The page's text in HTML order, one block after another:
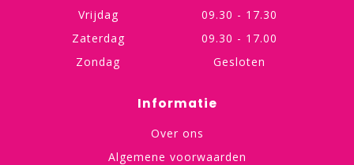
Vrijdag
09.30 - 17.30
Zaterdag
09.30 - 17.00
Zondag
Gesloten
Informatie
Over ons
Algemene voorwaarden